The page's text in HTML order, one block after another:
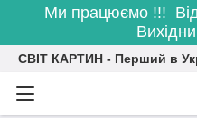
Ми працюємо !!!
СВІТ КАРТИН - Перший в